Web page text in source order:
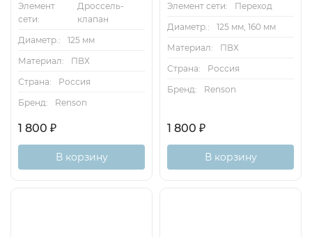
Элемент
сети:
Дроссель-
клапан
Диаметр.:
125 мм
Материал:
ПВХ
Страна:
Россия
Бренд:
Renson
1 800 ₽
В корзину
Элемент сети:
Переход
Диаметр.:
125 мм, 160 мм
Материал:
ПВХ
Страна:
Россия
Бренд:
Renson
1 800 ₽
В корзину